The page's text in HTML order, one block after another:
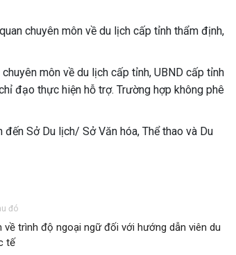
chuyên môn về du lịch cấp tỉnh thẩm định,
môn về du lịch cấp tỉnh, UBND cấp tỉnh
đạo thực hiện hỗ trợ. Trường hợp không phê
Sở Du lịch/ Sở Văn hóa, Thể thao và Du
đó
về trình độ ngoại ngữ đối với hướng dẫn viên du
tế